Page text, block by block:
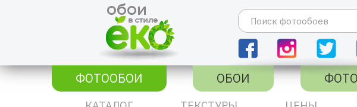
ФОТООБОИ
ОБОИ